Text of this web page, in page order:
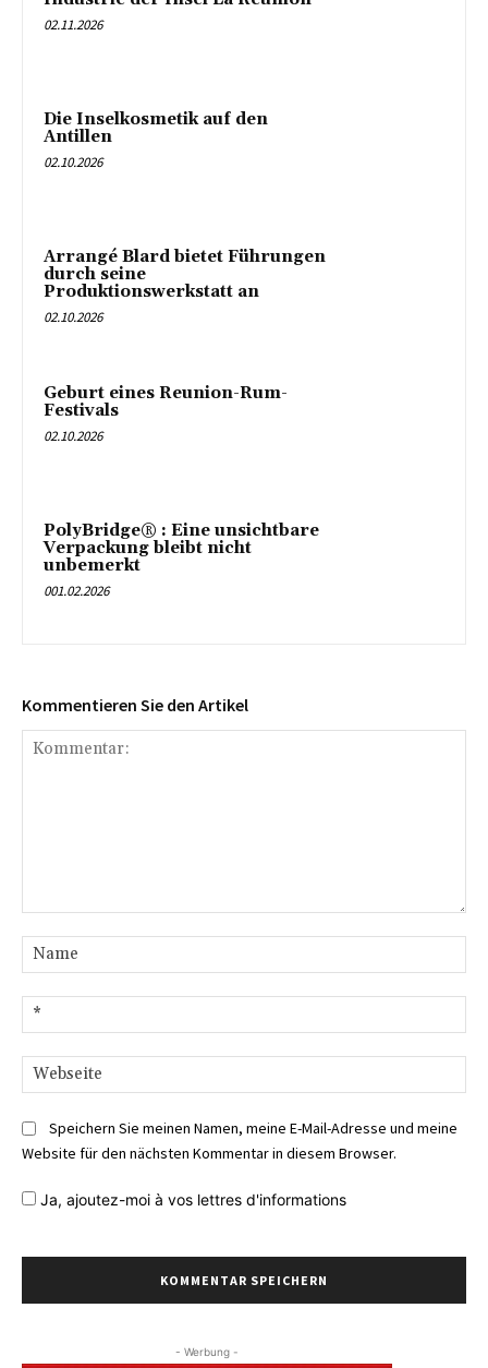
02.11.2026
Die Inselkosmetik auf den
Antillen
02.10.2026
Arrangé Blard bietet Führungen
durch seine
Produktionswerkstatt an
02.10.2026
Geburt eines Reunion-Rum-
Festivals
02.10.2026
PolyBridge® : Eine unsichtbare
Verpackung bleibt nicht
unbemerkt
001.02.2026
Kommentieren Sie den Artikel
Speichern Sie meinen Namen, meine E-Mail-Adresse und meine
Website für den nächsten Kommentar in diesem Browser.
Ja, ajoutez-moi à vos lettres d'informations
- Werbung -